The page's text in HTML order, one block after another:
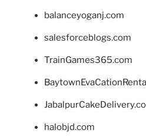
balanceyoganj.com
salesforceblogs.com
TrainGames365.com
halobjd.com